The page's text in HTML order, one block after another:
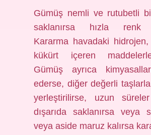
Gümüş nemli ve rutubetli
saklanırsa hızla renk
Kararma havadaki
kükürt içeren
Gümüş ayrıca
ederse, diğer değerli
yerleştirilirse, uzun
dışarıda saklanırsa veya
veya aside maruz kalırsa